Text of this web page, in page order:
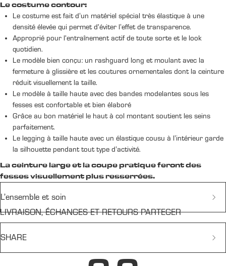
Le costume contour:
Le costume est fait d'un matériel spécial très élastique à une
densité élevée qui permet d’éviter l'effet de transparence.
Approprié pour l’entraînement actif de toute sorte et le look
quotidien.
Le modèle bien conçu: un rashguard long et moulant avec la
fermeture à glissière et les coutures ornementales dont la ceinture
réduit visuellement la taille.
Le modèle à taille haute avec des bandes modelantes sous les
fesses est confortable et bien élaboré
Grâce au bon matériel le haut à col montant soutient les seins
parfaitement.
Le legging à taille haute avec un élastique cousu à l'intérieur garde
la silhouette pendant tout type d'activité.
La ceinture large et la coupe pratique feront des
fesses visuellement plus resserrées.
L’ensemble et soin
L’ensemble comprend
qualité des matériaux que nous avons choisis.
un legging avec des bandes modelantes spéciales pour amplifier
LIVRAISON, ÉCHANGES ET RETOURS PARTEGER
SHARE
Facebook LinkedIn